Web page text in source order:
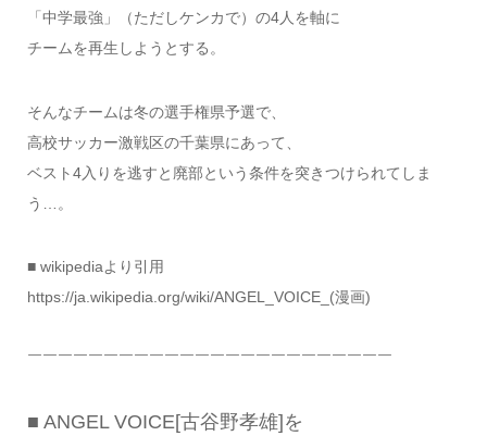
「中学最強」（ただしケンカで）の4人を軸に
チームを再生しようとする。
そんなチームは冬の選手権県予選で、
高校サッカー激戦区の千葉県にあって、
ベスト4入りを逃すと廃部という条件を突きつけられてしま
う…。
■ wikipediaより引用
https://ja.wikipedia.org/wiki/ANGEL_VOICE_(漫画)
￣￣￣￣￣￣￣￣￣￣￣￣￣￣￣￣￣￣￣￣￣￣￣￣
■ ANGEL VOICE[古谷野孝雄]を